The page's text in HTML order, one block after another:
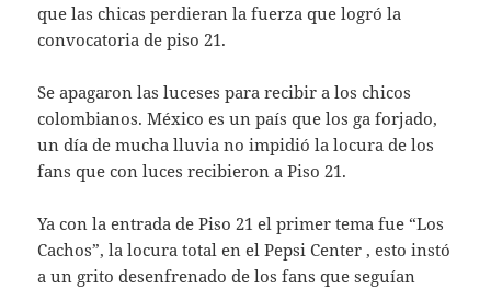
que las chicas perdieran la fuerza que logró la
convocatoria de piso 21.
Se apagaron las luceses para recibir a los chicos
colombianos. México es un país que los ga forjado,
un día de mucha lluvia no impidió la locura de los
fans que con luces recibieron a Piso 21.
Ya con la entrada de Piso 21 el primer tema fue “Los
Cachos”, la locura total en el Pepsi Center , esto instó
a un grito desenfrenado de los fans que seguían